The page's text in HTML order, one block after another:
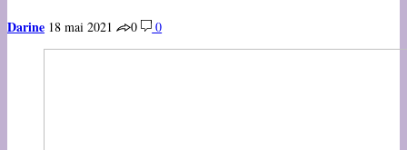
Darine 18 mai 2021 0 0